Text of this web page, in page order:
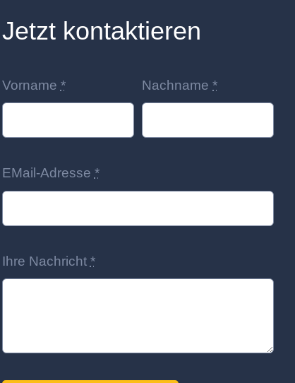
Jetzt kontaktieren
Vorname * Nachname*
EMail-Adresse *
Ihre Nachricht *